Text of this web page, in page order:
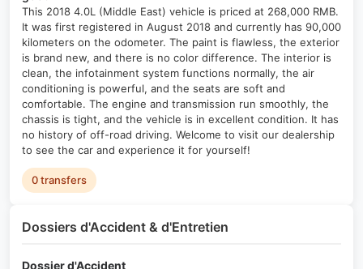
This 2018 4.0L (Middle East) vehicle is priced at 268,000 RMB.
It was first registered in August 2018 and currently has 90,000
kilometers on the odometer. The paint is flawless, the exterior
is brand new, and there is no color difference. The interior is
clean, the infotainment system functions normally, the air
conditioning is powerful, and the seats are soft and
comfortable. The engine and transmission run smoothly, the
chassis is tight, and the vehicle is in excellent condition. It has
no history of off-road driving. Welcome to visit our dealership
to see the car and experience it for yourself!
0 transfers
Dossiers d'Accident & d'Entretien
Dossier d'Accident